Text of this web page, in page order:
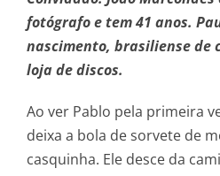
fotógrafo e tem 41 anos.
nascimento, brasiliense de
loja de discos.
Ao ver Pablo pela primeira
deixa a bola de sorvete de
casquinha. Ele desce da